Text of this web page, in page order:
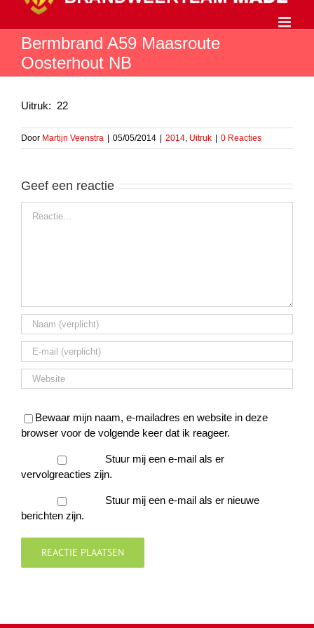
inhoudBermbrand A59 Maasroute
Oosterhout NB
Uitruk: 22
Door Martijn Veenstra 05/05/2014 2014, Uitruk 0 Reacties
Geef een reactie
Bewaar mijn naam, e-mailadres en website in deze
browser voor de volgende keer dat ik reageer.
Stuur mij een e-mail als er
vervolgreacties zijn.
Stuur mij een e-mail als er nieuwe
berichten zijn.